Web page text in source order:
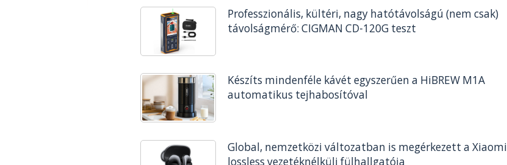
Professzionális, kültéri, nagy hatótávolságú (nem csak)
távolságmérő: CIGMAN CD-120G teszt
Készíts mindenféle kávét egyszerűen a HiBREW M1A
automatikus tejhabosítóval
Global, nemzetközi változatban is megérkezett a Xiaomi
lossless vezetéknélküli fülhallgatója